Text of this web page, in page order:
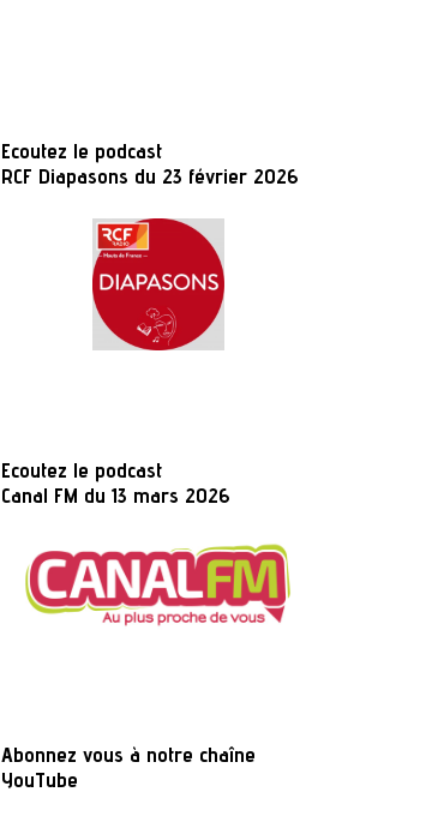
Ecoutez le podcast
RCF Diapasons du 23 février 2026
Ecoutez le podcast
Canal FM du 13 mars 2026
Abonnez vous à notre chaîne
YouTube